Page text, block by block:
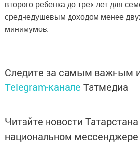
второго ребенка до трех лет для
среднедушевым доходом менее
минимумов.
Следите за самым важным
Telegram-канале Татмедиа
Читайте новости
национальном